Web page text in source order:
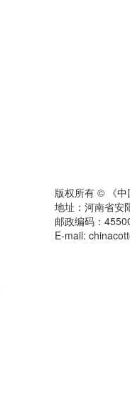
版权所有 © 《
地址：河南省安
邮政编码：
E-mail: